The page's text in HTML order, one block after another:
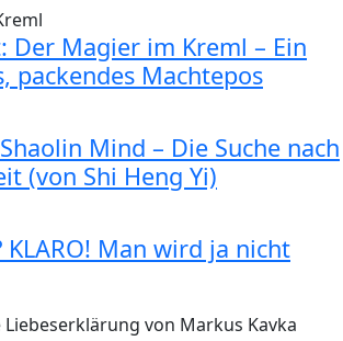
Der Magier im Kreml – Ein
packendes Machtepos
Mind – Die Suche nach
(von Shi Heng Yi)
KLARO! Man wird ja nicht